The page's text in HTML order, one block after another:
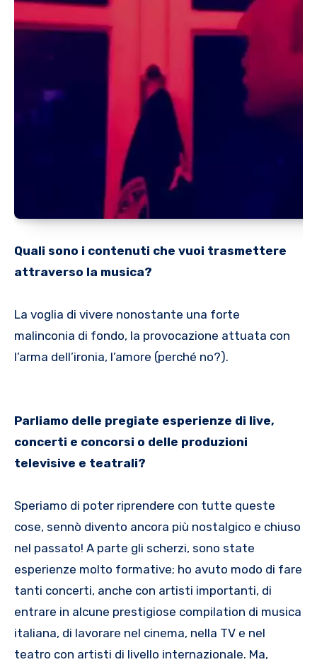
Quali sono i contenuti che vuoi trasmettere
attraverso la musica?
La voglia di vivere nonostante una forte
malinconia di fondo, la provocazione attuata con
l’arma dell’ironia, l’amore (perché no?).
Parliamo delle pregiate esperienze di live,
concerti e concorsi o delle produzioni
televisive e teatrali?
Speriamo di poter riprendere con tutte queste
cose, sennò divento ancora più nostalgico e chiuso
nel passato! A parte gli scherzi, sono state
esperienze molto formative; ho avuto modo di fare
tanti concerti, anche con artisti importanti, di
entrare in alcune prestigiose compilation di musica
italiana, di lavorare nel cinema, nella TV e nel
teatro con artisti di livello internazionale. Ma,